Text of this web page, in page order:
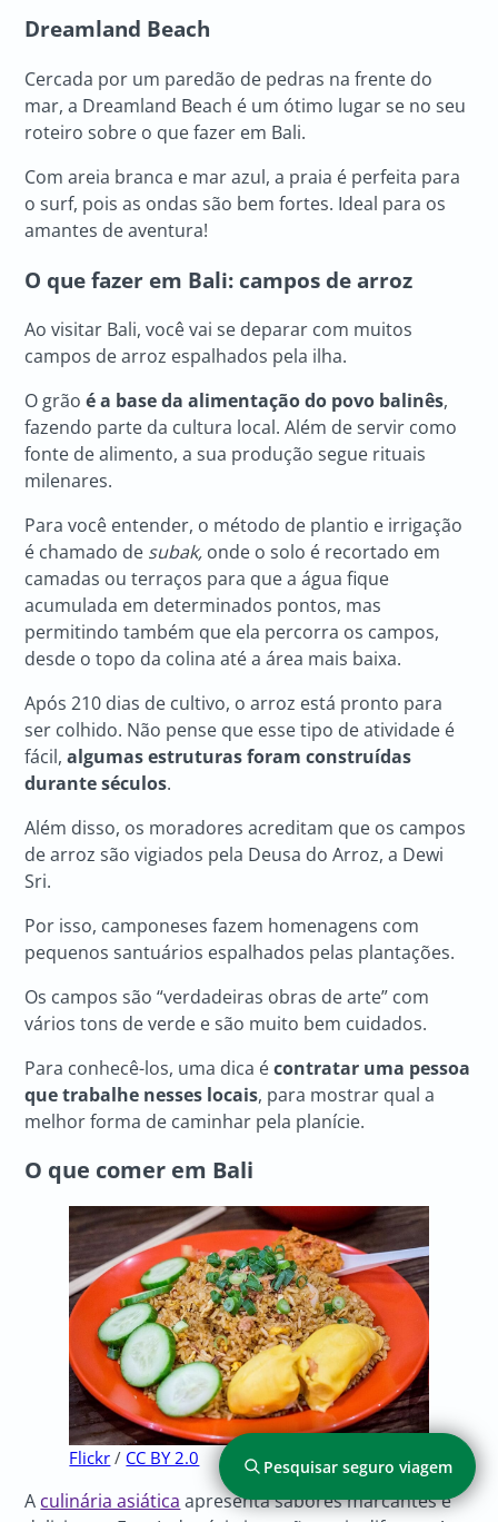
Dreamland Beach
Cercada por um paredão de pedras na frente do
mar, a Dreamland Beach é um ótimo lugar se no seu
roteiro sobre o que fazer em Bali.
Com areia branca e mar azul, a praia é perfeita para
o surf, pois as ondas são bem fortes. Ideal para os
amantes de aventura!
O que fazer em Bali: campos de arroz
Ao visitar Bali, você vai se deparar com muitos
campos de arroz espalhados pela ilha.
O grãoé a base da alimentação do povo balinês,
fazendo parte da cultura local. Além de servir como
fonte de alimento, a sua produção segue rituais
milenares.
Para você entender, o método de plantio e irrigação
é chamado de subak, onde o solo é recortado em
camadas ou terraços para que a água fique
acumulada em determinados pontos, mas
permitindo também que ela percorra os campos,
desde o topo da colina até a área mais baixa.
Após 210 dias de cultivo, o arroz está pronto para
ser colhido. Não pense que esse tipo de atividade é
fácil,algumas estruturas foram construídas
durante séculos.
Além disso, os moradores acreditam que os campos
de arroz são vigiados pela Deusa do Arroz, a Dewi
Sri.
Por isso, camponeses fazem homenagens com
pequenos santuários espalhados pelas plantações.
Os campos são “verdadeiras obras de arte” com
vários tons de verde e são muito bem cuidados.
Para conhecê-los, uma dica écontratar uma pessoa
que trabalhe nesses locais, para mostrar qual a
melhor forma de caminhar pela planície.
O que comer em Bali
Flickr / CC BY 2.0
A culinária asiática apresenta sabores marcantes e
Pesquisar seguro viagem